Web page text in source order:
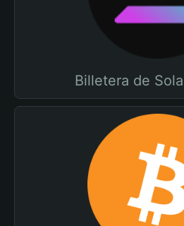
Billetera de